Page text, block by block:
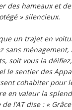
des hameaux et
» silencieux.
un trajet en
ménagement,
soit vous la
le sentier des
cohabiter pour
en valeur la
l’AT dise : «